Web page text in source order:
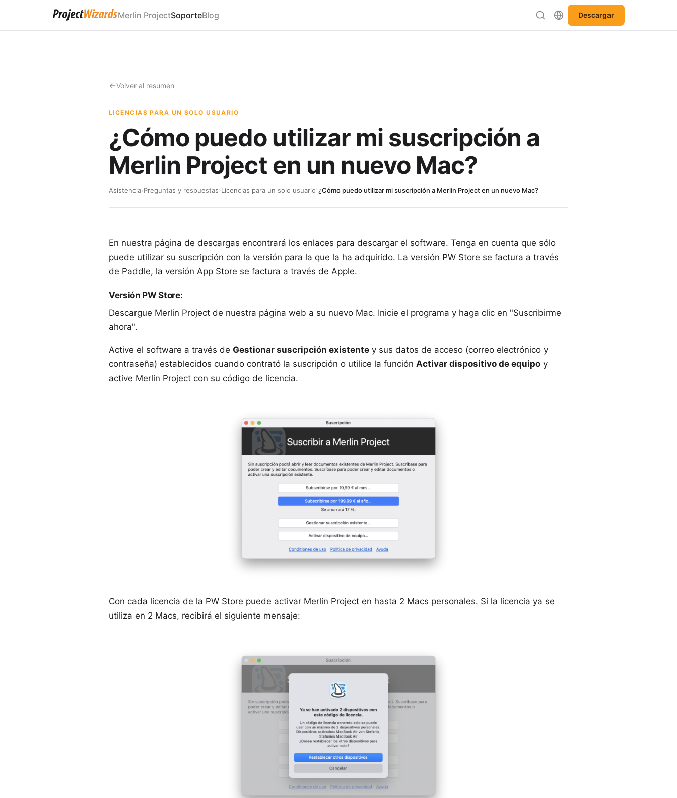
Merlin ProjectSoporteBlog Descargar
Volver al resumen
LICENCIAS PARA UN SOLO USUARIO
¿Cómo puedo utilizar mi suscripción a
Merlin Project en un nuevo Mac?
Asistencia›Preguntas y respuestas›Licencias para un solo usuario›¿Cómo puedo utilizar mi suscripción a Merlin Project en un nuevo Mac?
En nuestra página de descargas encontrará los enlaces para descargar el software. Tenga en cuenta que sólo
puede utilizar su suscripción con la versión para la que la ha adquirido. La versión PW Store se factura a través
de Paddle, la versión App Store se factura a través de Apple.
Versión PW Store:
Descargue Merlin Project de nuestra página web a su nuevo Mac. Inicie el programa y haga clic en "Suscribirme
ahora".
Active el software a través de Gestionar suscripción existente y sus datos de acceso (correo electrónico y
contraseña) establecidos cuando contrató la suscripción o utilice la función Activar dispositivo de equipo y
active Merlin Project con su código de licencia.
Con cada licencia de la PW Store puede activar Merlin Project en hasta 2 Macs personales. Si la licencia ya se
utiliza en 2 Macs, recibirá el siguiente mensaje: